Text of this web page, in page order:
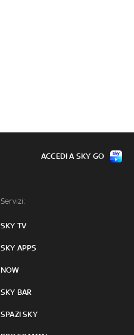
Servizi:
SKY TV
SKY APPS
NOW
SKY BAR
SPAZI SKY
ACCEDI A SKY GO